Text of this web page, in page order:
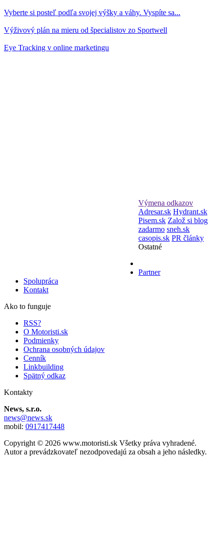
Vyberte si posteľ podľa svojej výšky a váhy. Vyspíte sa...
Výživový plán na mieru od špecialistov zo Sportwell
Eye Tracking v online marketingu
Výmena odkazov
Adresar.sk Hydrant.sk
Pisem.sk Založ si blog
zadarmo sneh.sk
casopis.sk PR články
Ostatné
Partner
Spolupráca
Kontakt
Ako to funguje
RSS?
O Motoristi.sk
Podmienky
Ochrana osobných údajov
Cenník
Linkbuilding
Spätný odkaz
Kontakty
News, s.r.o.
news@news.sk
mobil: 0917417448
Copyright © 2026 www.motoristi.sk Všetky práva vyhradené.
Autor a prevádzkovateľ nezodpovedajú za obsah a jeho následky.